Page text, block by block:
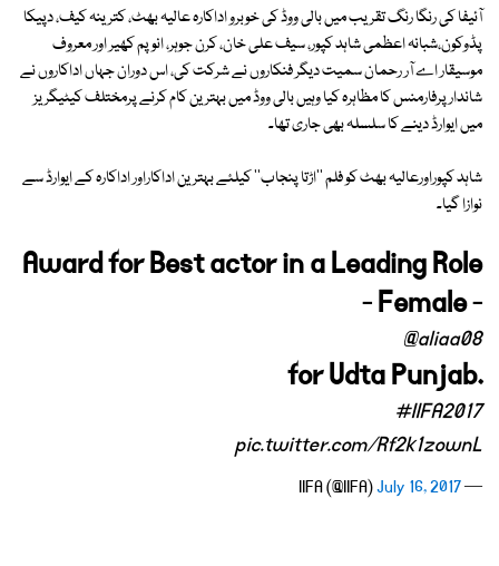
آئیفا کی رنگا رنگ تقریب میں بالی ووڈ کی خوبرو اداکارہ عالیہ بھٹ، کترینہ کیف، دپیکا
پڈوکون،شبانہ اعظمی شاہد کپور، سیف علی خان، کرن جوہر، انوپم کھیر اور معروف
موسیقار اے آر رحمان سمیت دیگر فنکاروں نے شرکت کی، اس دوران جہاں اداکاروں نے
شاندار پرفارمنس کا مظاہرہ کیا وہیں بالی ووڈ میں بہترین کام کرنے پرمختلف کیٹیگریز
میں ایوارڈ دینے کا سلسلہ بھی جاری تھا۔
شاہد کپوراورعالیہ بھٹ کو فلم ''اڑتا پنجاب'' کیلئے بہترین اداکاراور اداکارہ کے ایوارڈ سے
نوازا گیا۔
Award for Best actor in a Leading Role
- Female -
@aliaa08
for Udta Punjab.
#IIFA2017
pic.twitter.com/Rf2k1zownL
— IIFA (@IIFA)
July 16, 2017